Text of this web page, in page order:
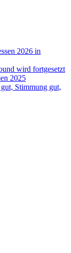
2026 in
wird fortgesetzt
2025
Stimmung gut,